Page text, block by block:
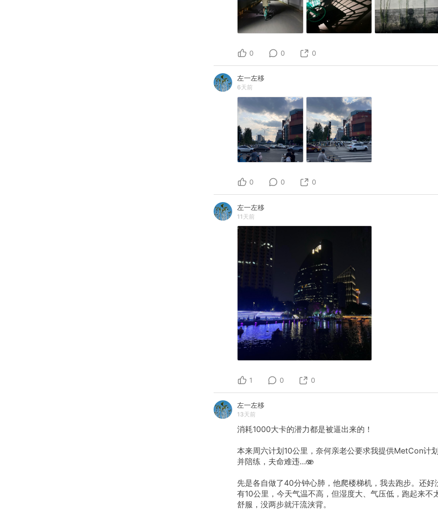
0 0 0
左一左移
6天前
0 0 0
左一左移
11天前
1 0 0
左一左移
13天前
消耗1000大卡的潜力都是被逼出来的！
本来周六计划10公里，奈何亲老公要求我提供MetCon计
并陪练，夫命难违…🫨
先是各自做了40分钟心肺，他爬楼梯机，我去跑步。还好
有10公里，今天气温不高，但湿度大、气压低，跑起来不
舒服，没两步就汗流浃背。